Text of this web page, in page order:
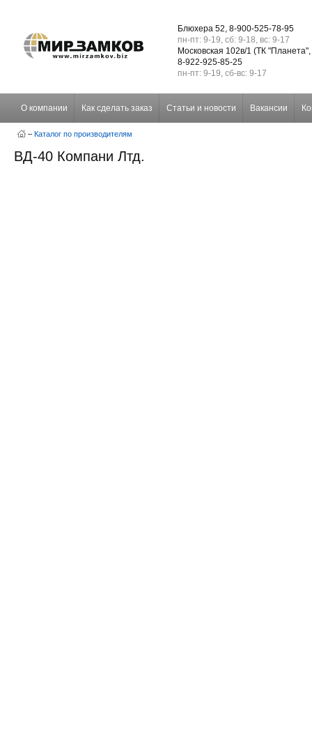
Блюхера 52, 8-900-525-78-95
пн-пт: 9-19, сб: 9-18, вс: 9-17
Московская 102в/1 (ТК
8-922-925-85-25
пн-пт: 9-19, сб-вс: 9-17
О компании Как сделать заказ Статьи и новости Вакансии
– Каталог по производителям
ВД-40 Компани Лтд.